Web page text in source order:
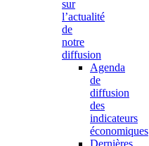
sur
l’actualité
de
notre
diffusion
Agenda
de
diffusion
des
indicateurs
économiques
Dernières